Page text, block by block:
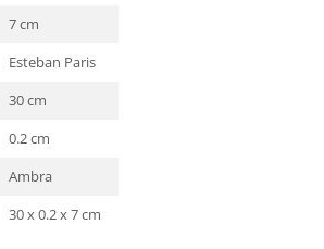
7 cm
Esteban Paris
30 cm
0.2 cm
Ambra
30 x 0.2 x 7 cm